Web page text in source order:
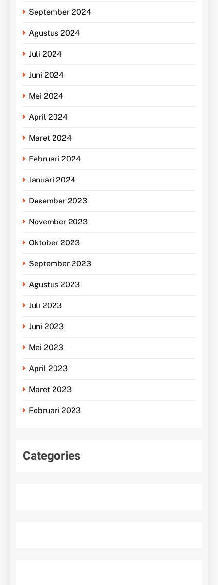
September 2024
Agustus 2024
Juli 2024
Juni 2024
Mei 2024
April 2024
Maret 2024
Februari 2024
Januari 2024
Desember 2023
November 2023
Oktober 2023
September 2023
Agustus 2023
Juli 2023
Juni 2023
Mei 2023
April 2023
Maret 2023
Februari 2023
Categories